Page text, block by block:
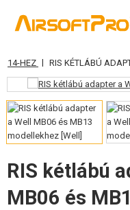
KATEGÓRIA
AIRSOFT FEGYVEREK
LÉGFEGYVEREK, CSÚZLIK
GRÁNÁTVETŐK,
LÖVEDÉK, GÁZ
HEZ | RIS KÉTLÁBÚ
RIS kétlábú
MB06 és